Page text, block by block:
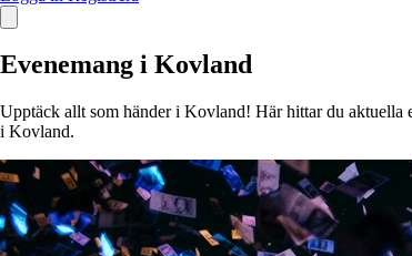
Evenemang i Kovland
Upptäck allt som händer i Kovland! Här hittar du aktuella
i Kovland.